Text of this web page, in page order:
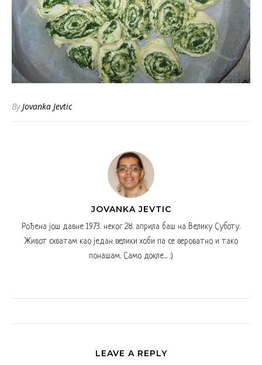
ByJovanka Jevtic
JOVANKA JEVTIC
Рођена још давне 1973. неког 28. априла баш на Велику Суботу.
Живот схватам као један велики хоби па се вероватно и тако
понашам. Само докле... :)
LEAVE A REPLY